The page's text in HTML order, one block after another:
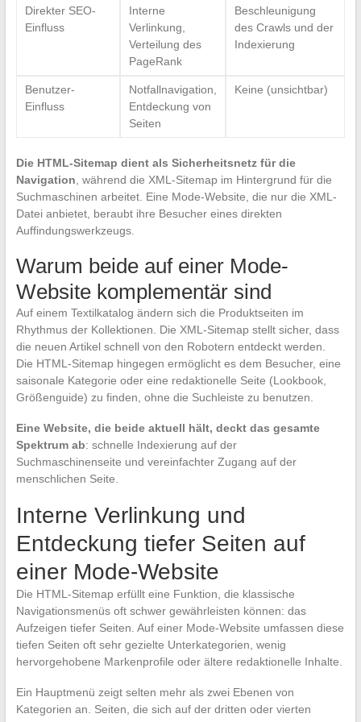
Direkter SEO-
Einfluss
Interne
Verlinkung,
Verteilung des
PageRank
Beschleunigung
des Crawls und der
Indexierung
Benutzer-
Einfluss
Notfallnavigation,
Entdeckung von
Seiten
Keine (unsichtbar)
Die HTML-Sitemap dient als Sicherheitsnetz für die
Navigation , während die XML-Sitemap im Hintergrund für die
Suchmaschinen arbeitet. Eine Mode-Website, die nur die XML-
Datei anbietet, beraubt ihre Besucher eines direkten
Auffindungswerkzeugs.
Warum beide auf einer Mode-
Website komplementär sind
Auf einem Textilkatalog ändern sich die Produktseiten im
Rhythmus der Kollektionen. Die XML-Sitemap stellt sicher, dass
die neuen Artikel schnell von den Robotern entdeckt werden.
Die HTML-Sitemap hingegen ermöglicht es dem Besucher, eine
saisonale Kategorie oder eine redaktionelle Seite (Lookbook,
Größenguide) zu finden, ohne die Suchleiste zu benutzen.
Eine Website, die beide aktuell hält, deckt das gesamte
Spektrum ab: schnelle Indexierung auf der
Suchmaschinenseite und vereinfachter Zugang auf der
menschlichen Seite.
Interne Verlinkung und
Entdeckung tiefer Seiten auf
einer Mode-Website
Die HTML-Sitemap erfüllt eine Funktion, die klassische
Navigationsmenüs oft schwer gewährleisten können: das
Aufzeigen tiefer Seiten. Auf einer Mode-Website umfassen diese
tiefen Seiten oft sehr gezielte Unterkategorien, wenig
hervorgehobene Markenprofile oder ältere redaktionelle Inhalte.
Ein Hauptmenü zeigt selten mehr als zwei Ebenen von
Kategorien an. Seiten, die sich auf der dritten oder vierten